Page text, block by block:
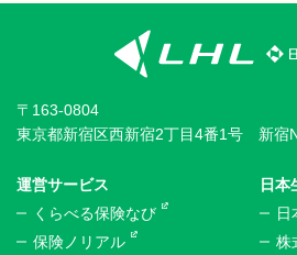
〒163-0804
東京都新宿区西新宿2丁目4番1号 新宿
運営サービス
くらべる保険なび
保険ノリアル
日本
日
株